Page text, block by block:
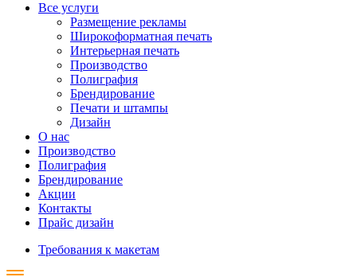
Все услуги
Размещение рекламы
Широкофoрматная печать
Интерьерная печать
Производство
Полиграфия
Брендирование
Печати и штампы
Дизайн
О нас
Производство
Полиграфия
Брендирование
Акции
Контакты
Прайс дизайн
Требования к макетам